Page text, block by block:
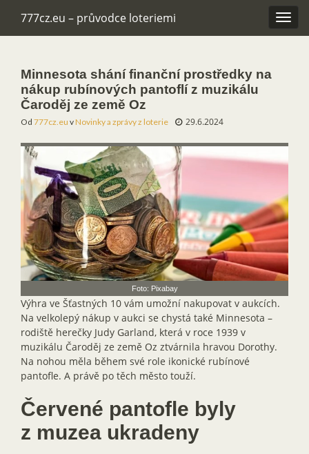
777cz.eu – průvodce loteriemi
Minnesota shání finanční prostředky na
nákup rubínových pantoflí z muzikálu
Čaroděj ze země Oz
Od 777cz.eu vNovinky a zprávy z loterie 29.6.2024
Foto: Pixabay
Výhra ve Šťastných 10 vám umožní nakupovat v aukcích.
Na velkolepý nákup v aukci se chystá také Minnesota –
rodiště herečky Judy Garland, která v roce 1939 v
muzikálu Čaroděj ze země Oz ztvárnila hravou Dorothy.
Na nohou měla během své role ikonické rubínové
pantofle. A právě po těch město touží.
Červené pantofle byly
z muzea ukradeny